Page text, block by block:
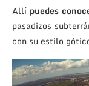
Allí puedes
pasadizos
con su estilo